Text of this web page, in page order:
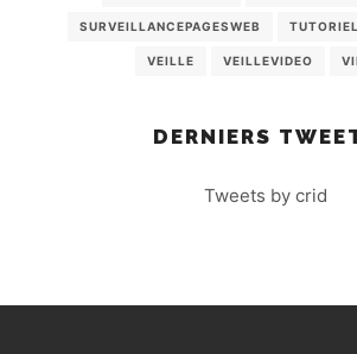
SURVEILLANCEPAGESWEB TUTORIEL
VEILLE VEILLEVIDEO
DERNIERS
Tweets by crid